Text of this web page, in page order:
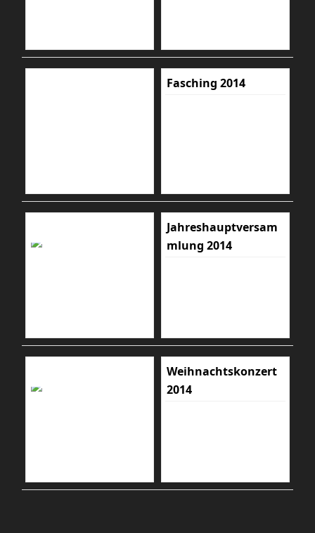
Fasching 2014
Jahreshauptversam
mlung 2014
Weihnachtskonzert
2014